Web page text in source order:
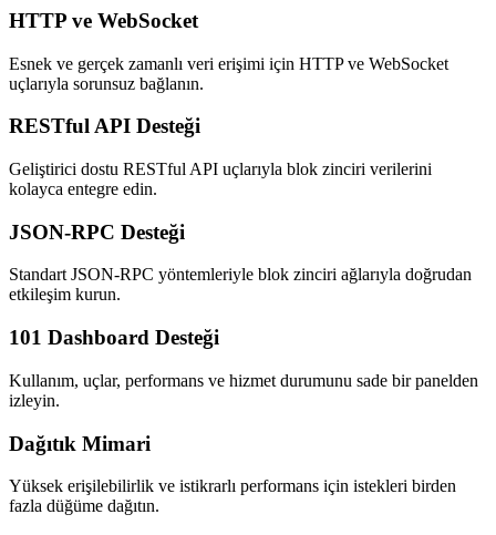
HTTP ve WebSocket
Esnek ve gerçek zamanlı veri erişimi için HTTP ve WebSocket
uçlarıyla sorunsuz bağlanın.
RESTful API Desteği
Geliştirici dostu RESTful API uçlarıyla blok zinciri verilerini
kolayca entegre edin.
JSON-RPC Desteği
Standart JSON-RPC yöntemleriyle blok zinciri ağlarıyla doğrudan
etkileşim kurun.
101 Dashboard Desteği
Kullanım, uçlar, performans ve hizmet durumunu sade bir panelden
izleyin.
Dağıtık Mimari
Yüksek erişilebilirlik ve istikrarlı performans için istekleri birden
fazla düğüme dağıtın.